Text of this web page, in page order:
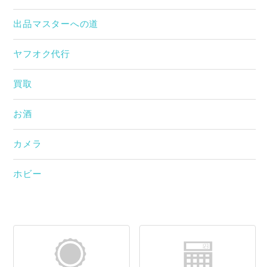
出品マスターへの道
ヤフオク代行
買取
お酒
カメラ
ホビー